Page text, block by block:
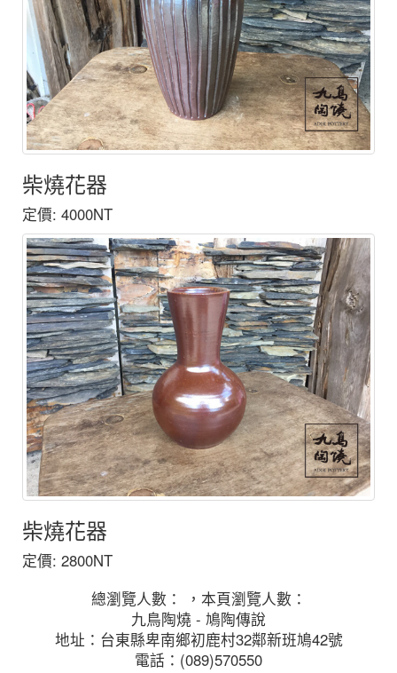
柴燒花器
定價: 4000NT
柴燒花器
定價: 2800NT
總瀏覽人數： ，本頁瀏覽人數：
九鳥陶燒 - 鳩陶傳說
地址：台東縣卑南鄉初鹿村32鄰新班鳩42號
電話：(089)570550